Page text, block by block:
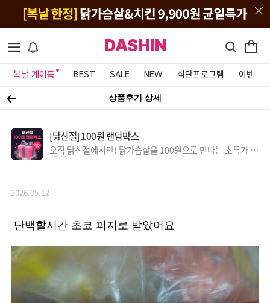
DASHIN
복날 계이득 BEST SALE NEW 식단프로그램 이벤트&
상품후기 상세
[닭신절] 100원 랜덤박스
오직 닭신절에서만! 닭가슴살을 100원으로 만나는 초특가 득
템 찬스!
2026.05.12
단백할시간 초코 퍼지로 받았어요